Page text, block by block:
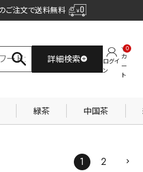
ご注文で送料無料
詳細検索
ログイ
ン
カ
ー
ト
0
緑茶 中国茶
1 2